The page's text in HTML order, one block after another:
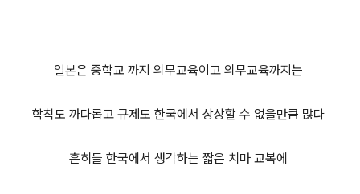
일본은 중학교 까지 의무교육이고 의무교육까지는
학칙도 까다롭고 규제도 한국에서 상상할 수 없을만큼 많다
흔히들 한국에서 생각하는 짧은 치마 교복에